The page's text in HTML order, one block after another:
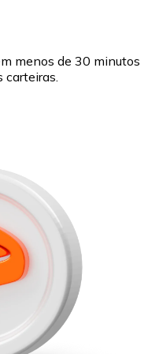
menos de 30 minutos
carteiras.